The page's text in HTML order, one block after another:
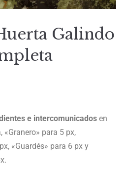
Galindo
e intercomunicados en
para 5 px,
«Guardés» para 6 px y